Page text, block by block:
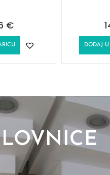
€
DODAJ